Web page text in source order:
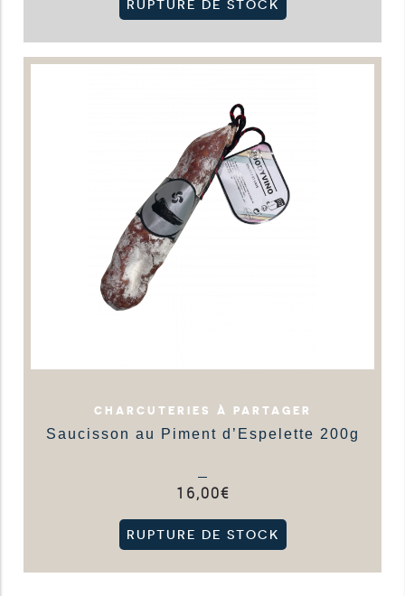
RUPTURE DE STOCK
CHARCUTERIES À PARTAGER
Saucisson au Piment d’Espelette 200g
16,00€
RUPTURE DE STOCK